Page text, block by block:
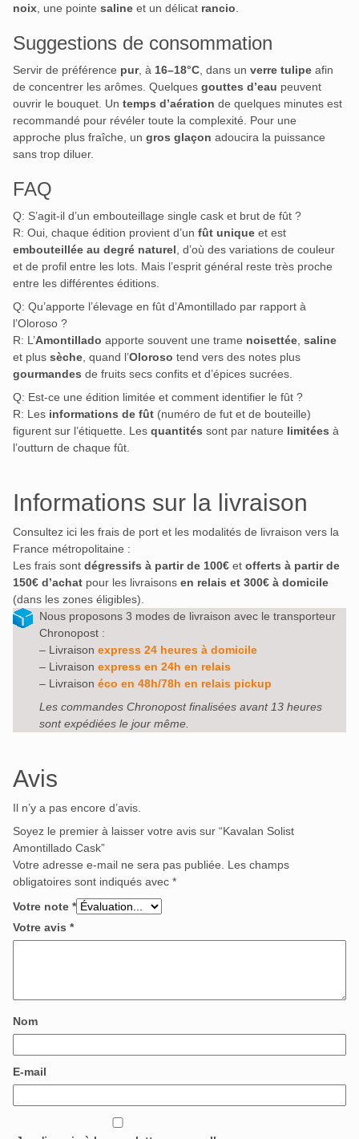
noix , une pointe saline et un délicat rancio
Suggestions de consommation
Servir de préférence pur, à 16–18°C , dans un verre tulipe afin
de concentrer les arômes. Quelques gouttes d’eau peuvent
ouvrir le bouquet. Un temps d’aération de quelques minutes est
recommandé pour révéler toute la complexité. Pour une
approche plus fraîche, un gros glaçon adoucira la puissance
sans trop diluer.
FAQ
Q: S’agit-il d’un embouteillage single cask et brut de fût ?
R: Oui, chaque édition provient d’un fût unique et est
embouteillée au degré naturel , d’où des variations de couleur
et de profil entre les lots. Mais l’esprit général reste très proche
entre les différentes éditions.
Q: Qu’apporte l’élevage en fût d’Amontillado par rapport à
l’Oloroso ?
R: L’Amontillado apporte souvent une trame noisettée saline
et plus sèche , quand l’Oloroso tend vers des notes plus
gourmandes de fruits secs confits et d’épices sucrées.
Q: Est-ce une édition limitée et comment identifier le fût ?
R: Les informations de fût (numéro de fut et de bouteille)
figurent sur l’étiquette. Les quantités sont par nature limitées à
l’outturn de chaque fût.
Informations sur la livraison
Consultez ici les frais de port et les modalités de livraison vers la
France métropolitaine :
Les frais sont dégressifs à partir de 100€ et offerts à partir de
150€ d’achat pour les livraisons en relais et 300€ à domicile
(dans les zones éligibles).
Nous proposons 3 modes de livraison avec le transporteur
Chronopost :
– Livraison express 24 heures à domicile
– Livraison express en 24h en relais
– Livraison éco en 48h/78h en relais pickup
Les commandes Chronopost finalisées avant 13 heures
sont expédiées le jour même.
Avis
Il n’y a pas encore d’avis.
Soyez le premier à laisser votre avis sur “Kavalan Solist
Amontillado Cask”
Votre adresse e-mail ne sera pas publiée.
Les champs
obligatoires sont indiqués avec *
Votre note *
Votre avis *
Nom
E-mail